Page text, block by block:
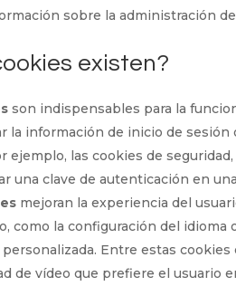
sobre la administración
existen?
son indispensables para la
la información de inicio de sesión
ejemplo, las cookies de
una clave de autenticación en
mejoran la experiencia del
como la configuración del
Entre estas
de vídeo que prefiere el usuario